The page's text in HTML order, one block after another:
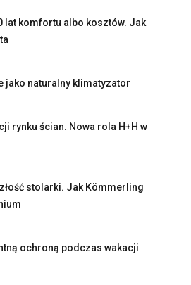
lat komfortu albo kosztów. Jak
jako naturalny klimatyzator
rynku ścian. Nowa rola H+H w
stolarki. Jak Kömmerling
ochroną podczas wakacji